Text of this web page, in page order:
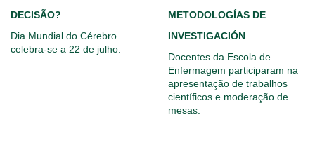
DECISÃO?
Dia Mundial do Cérebro
celebra-se a 22 de julho.
METODOLOGÍAS DE
INVESTIGACIÓN
Docentes da Escola de
Enfermagem participaram na
apresentação de trabalhos
científicos e moderação de
mesas.